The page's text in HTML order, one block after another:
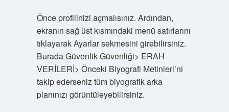
Önce profilinizi açmalısınız. Ardından,
ekranın sağ üst kısmındaki menü satırlarını
tıklayarak Ayarlar sekmesini girebilirsiniz.
Burada Güvenlik Güvenliği> ERAH
VERİLERİ> Önceki Biyografi Metinleri’ni
takip ederseniz tüm biyografik arka
planınızı görüntüleyebilirsiniz.